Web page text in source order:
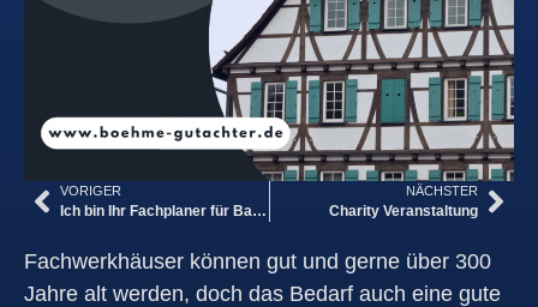
VORIGER
Ich bin Ihr Fachplaner für Bauwerksinstandsetzung nach WTA
NÄCHSTER
Charity Veranstaltung
Fachwerkhäuser können gut und gerne über 300
Jahre alt werden, doch das Bedarf auch eine gute